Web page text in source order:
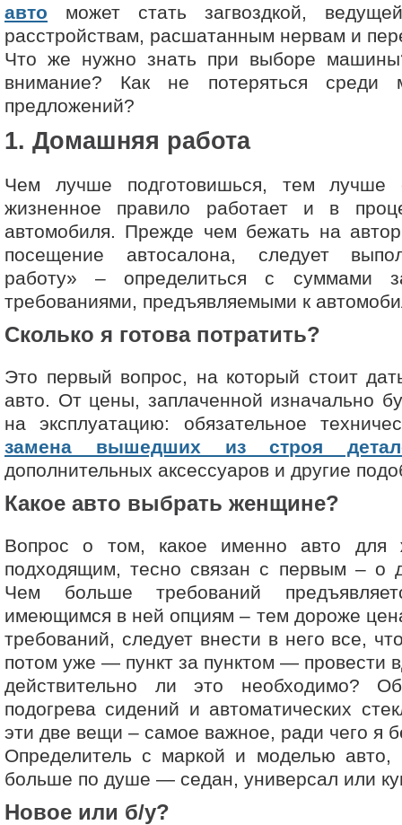
авто может стать загвоздкой,
расстройствам, расшатанным нервам и
Что же нужно знать при выборе
внимание? Как не потеряться среди
предложений?
1. Домашняя работа
Чем лучше подготовишься, тем лучше
жизненное правило работает и в
автомобиля. Прежде чем бежать на
посещение автосалона, следует
работу» – определиться с суммами
требованиями, предъявляемыми к
Сколько я готова потратить?
Это первый вопрос, на который стоит
авто. От цены, заплаченной изначально
на эксплуатацию: обязательное
замена вышедших из строя
дополнительных аксессуаров и другие
Какое авто выбрать женщине?
Вопрос о том, какое именно авто для
подходящим, тесно связан с первым – о
Чем больше требований
имеющимся в ней опциям – тем дороже
требований, следует внести в него все,
потом уже — пункт за пунктом — провести
действительно ли это необходимо?
подогрева сидений и автоматических
эти две вещи – самое важное, ради чего я
Определитель с маркой и моделью авто,
больше по душе — седан, универсал или
Новое или б/у?